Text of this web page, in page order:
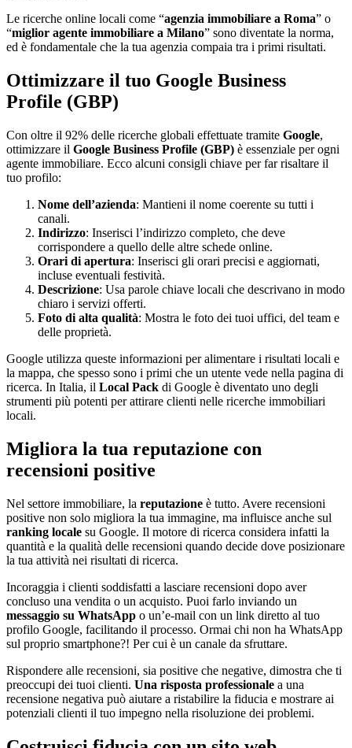
Le ricerche online locali come “agenzia immobiliare a Roma” o
“miglior agente immobiliare a Milano” sono diventate la norma,
ed è fondamentale che la tua agenzia compaia tra i primi risultati.
Ottimizzare il tuo Google Business
Profile (GBP)
Con oltre il 92% delle ricerche globali effettuate tramite Google,
ottimizzare il Google Business Profile (GBP) è essenziale per ogni
agente immobiliare. Ecco alcuni consigli chiave per far risaltare il
tuo profilo:
Nome dell’azienda: Mantieni il nome coerente su tutti i
canali.
Indirizzo: Inserisci l’indirizzo completo, che deve
corrispondere a quello delle altre schede online.
Orari di apertura: Inserisci gli orari precisi e aggiornati,
incluse eventuali festività.
Descrizione: Usa parole chiave locali che descrivano in modo
chiaro i servizi offerti.
Foto di alta qualità: Mostra le foto dei tuoi uffici, del team e
delle proprietà.
Google utilizza queste informazioni per alimentare i risultati locali e
la mappa, che spesso sono i primi che un utente vede nella pagina di
ricerca. In Italia, il Local Pack di Google è diventato uno degli
strumenti più potenti per attirare clienti nelle ricerche immobiliari
locali.
Migliora la tua reputazione con
recensioni positive
Nel settore immobiliare, la reputazione è tutto. Avere recensioni
positive non solo migliora la tua immagine, ma influisce anche sul
ranking locale su Google. Il motore di ricerca considera infatti la
quantità e la qualità delle recensioni quando decide dove posizionare
la tua attività nei risultati di ricerca.
Incoraggia i clienti soddisfatti a lasciare recensioni dopo aver
concluso una vendita o un acquisto. Puoi farlo inviando un
messaggio su WhatsApp o un’e-mail con un link diretto al tuo
profilo Google, facilitando il processo. Ormai chi non ha WhatsApp
sul proprio smartphone?! Per cui è un canale da sfruttare.
Rispondere alle recensioni, sia positive che negative, dimostra che ti
preoccupi dei tuoi clienti. Una risposta professionale a una
recensione negativa può aiutare a ristabilire la fiducia e mostrare ai
potenziali clienti il tuo impegno nella risoluzione dei problemi.